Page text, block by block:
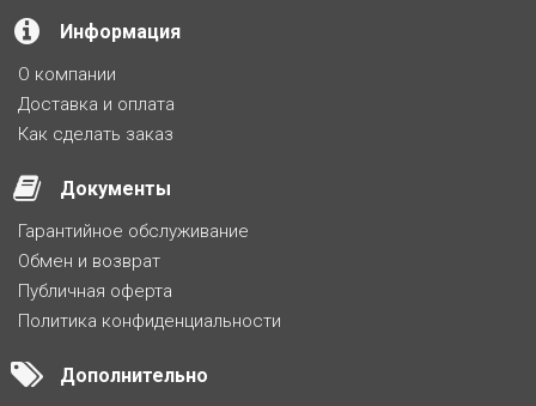
Информация
О компании
Доставка и оплата
Как сделать заказ
Документы
Гарантийное обслуживание
Обмен и возврат
Публичная оферта
Политика конфиденциальности
Дополнительно